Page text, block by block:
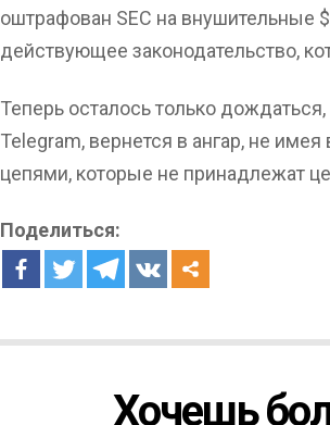
оштрафован SEC на внушительные
действующее законодательство,
Теперь осталось только
Telegram, вернется в ангар, не
цепями, которые не принадлежат
Поделиться:
Хочешь